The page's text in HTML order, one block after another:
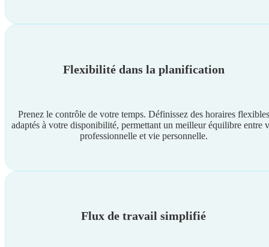
Flexibilité dans la planification
Prenez le contrôle de votre temps. Définissez des horaires flexibles
adaptés à votre disponibilité, permettant un meilleur équilibre entre
professionnelle et vie personnelle.
Flux de travail simplifié